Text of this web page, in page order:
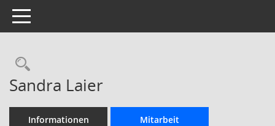
Toggle navigation
Rechercheauswahl
Sandra Laier
Informationen Mitarbeit